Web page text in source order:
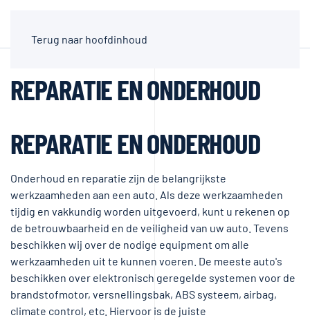
Terug naar hoofdinhoud
REPARATIE EN ONDERHOUD
REPARATIE EN ONDERHOUD
Onderhoud en reparatie zijn de belangrijkste
werkzaamheden aan een auto. Als deze werkzaamheden
tijdig en vakkundig worden uitgevoerd, kunt u rekenen op
de betrouwbaarheid en de veiligheid van uw auto. Tevens
beschikken wij over de nodige equipment om alle
werkzaamheden uit te kunnen voeren. De meeste auto's
beschikken over elektronisch geregelde systemen voor de
brandstofmotor, versnellingsbak, ABS systeem, airbag,
climate control, etc. Hiervoor is de juiste